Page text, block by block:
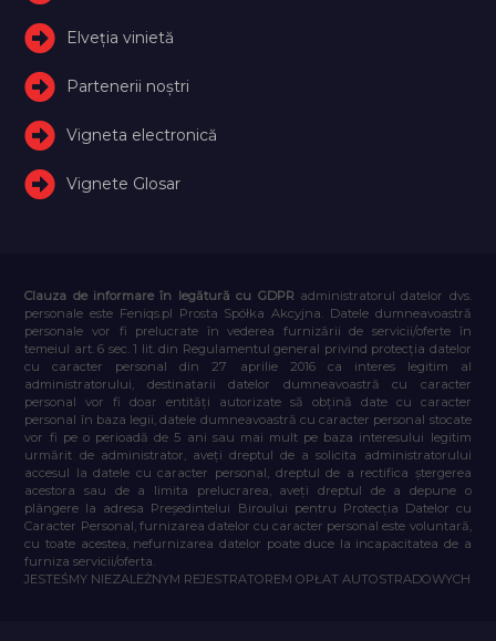
Elveţia vinietă
Partenerii noștri
Vigneta electronică
Vignete Glosar
Clauza de informare în legătură cu GDPR administratorul datelor dvs.
personale este Feniqs.pl Prosta Spółka Akcyjna. Datele dumneavoastră
personale vor fi prelucrate în vederea furnizării de servicii/oferte în
temeiul art. 6 sec. 1 lit. din Regulamentul general privind protecția datelor
cu caracter personal din 27 aprilie 2016 ca interes legitim al
administratorului, destinatarii datelor dumneavoastră cu caracter
personal vor fi doar entități autorizate să obțină date cu caracter
personal în baza legii, datele dumneavoastră cu caracter personal stocate
vor fi pe o perioadă de 5 ani sau mai mult pe baza interesului legitim
urmărit de administrator, aveți dreptul de a solicita administratorului
accesul la datele cu caracter personal, dreptul de a rectifica ștergerea
acestora sau de a limita prelucrarea, aveți dreptul de a depune o
plângere la adresa Președintelui Biroului pentru Protecția Datelor cu
Caracter Personal, furnizarea datelor cu caracter personal este voluntară,
cu toate acestea, nefurnizarea datelor poate duce la incapacitatea de a
furniza servicii/oferta.
JESTEŚMY NIEZALEŻNYM REJESTRATOREM OPŁAT AUTOSTRADOWYCH